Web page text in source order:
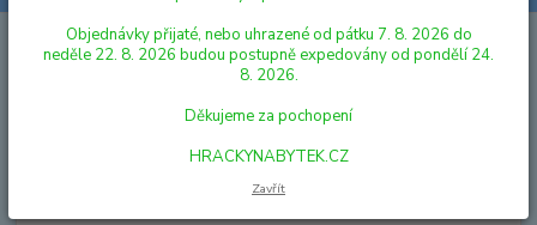
FIGURKY A ZVÍŘÁTKA SYLVANIAN FAMILIES
Sylvanian
Families Babička a dědeček "chocolate" králíci
Sylvanian Families Babička a
dědeček "chocolate" králíci
Objednávky přijaté, nebo uhrazené od pátku 7. 8. 2026 do
neděle 22. 8. 2026 budou postupně expedovány od pondělí 24.
8. 2026.
Děkujeme za pochopení
HRACKYNABYTEK.CZ
Zavřít